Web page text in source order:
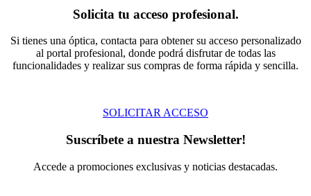
Solicita tu acceso profesional.
Si tienes una óptica, contacta para obtener su acceso personalizado
al portal profesional, donde podrá disfrutar de todas las
funcionalidades y realizar sus compras de forma rápida y sencilla.
SOLICITAR ACCESO
Suscríbete a nuestra Newsletter!
Accede a promociones exclusivas y noticias destacadas.